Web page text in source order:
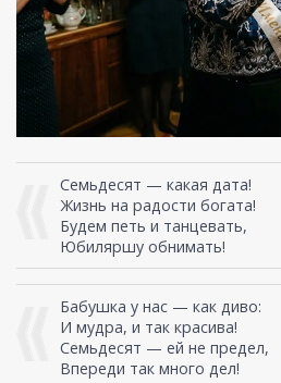
Семьдесят — какая дата!
Жизнь на радости богата!
Будем петь и танцевать,
Юбиляршу обнимать!
Бабушка у нас — как диво:
И мудра, и так красива!
Семьдесят — ей не предел,
Впереди так много дел!